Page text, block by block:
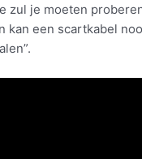
zul je moeten
kan een scartkabel